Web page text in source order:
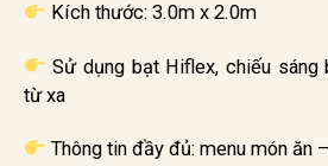
Kích thước: 3.0m x 2.0m
Sử dụng bạt Hiflex, chiếu sáng
từ xa
Thông tin đầy đủ: menu món ăn